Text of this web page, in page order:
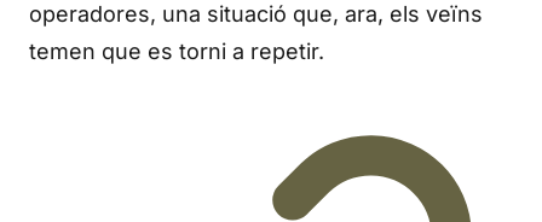
operadores, una situació que, ara, els veïns
temen que es torni a repetir.